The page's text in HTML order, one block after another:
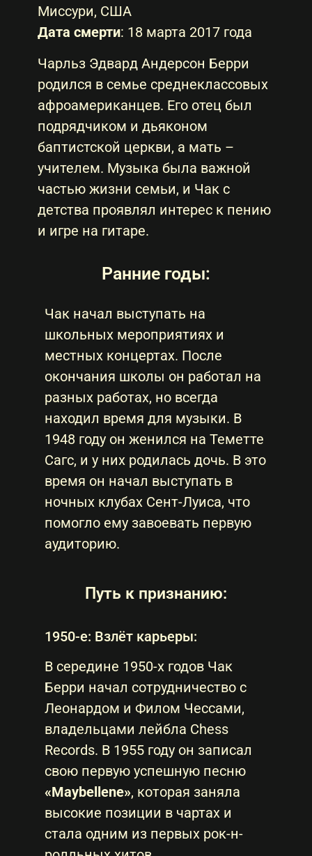
Миссури, США
Дата смерти: 18 марта 2017 года
Чарльз Эдвард Андерсон Берри
родился в семье среднеклассовых
афроамериканцев. Его отец был
подрядчиком и дьяконом
баптистской церкви, а мать –
учителем. Музыка была важной
частью жизни семьи, и Чак с
детства проявлял интерес к пению
и игре на гитаре.
Ранние годы:
Чак начал выступать на
школьных мероприятиях и
местных концертах. После
окончания школы он работал на
разных работах, но всегда
находил время для музыки. В
1948 году он женился на Теметте
Сагс, и у них родилась дочь. В это
время он начал выступать в
ночных клубах Сент-Луиса, что
помогло ему завоевать первую
аудиторию.
Путь к признанию:
1950-е: Взлёт карьеры:
В середине 1950-х годов Чак
Берри начал сотрудничество с
Леонардом и Филом Чессами,
владельцами лейбла Chess
Records. В 1955 году он записал
свою первую успешную песню
«Maybellene», которая заняла
высокие позиции в чартах и
стала одним из первых рок-н-